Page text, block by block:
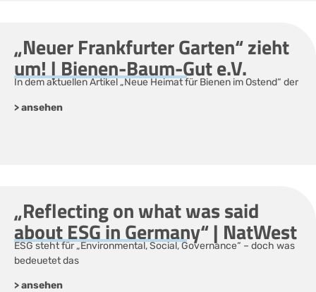
„Neuer Frankfurter Garten“ zieht
um! | Bienen-Baum-Gut e.V.
In dem aktuellen Artikel „Neue Heimat für Bienen im Ostend“ der
> ansehen
„Reflecting on what was said
about ESG in Germany“ | NatWest
ESG steht für „Environmental, Social, Governance“ – doch was
bedeuetet das
> ansehen